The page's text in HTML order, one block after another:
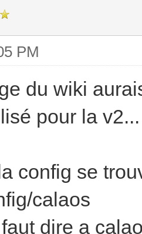
PM
du wiki
pour la v2...
config se
calaos
dire a